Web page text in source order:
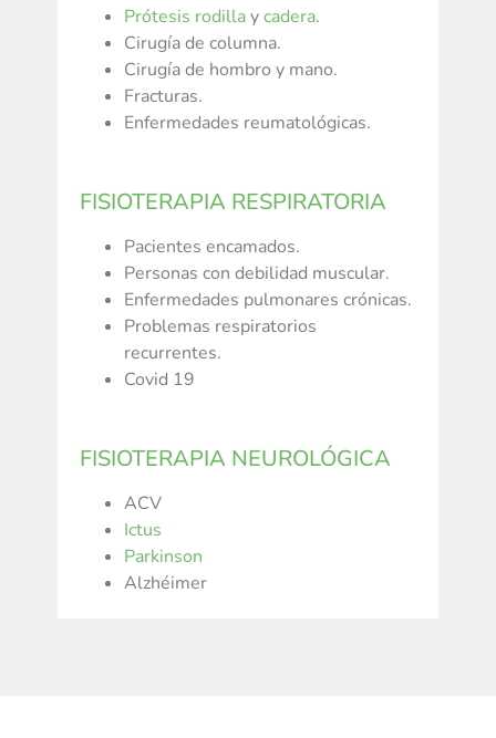
Prótesis rodillaycadera.
Cirugía de columna.
Cirugía de hombro y mano.
Fracturas.
Enfermedades reumatológicas.
FISIOTERAPIA RESPIRATORIA
Pacientes encamados.
Personas con debilidad muscular.
Enfermedades pulmonares crónicas.
Problemas respiratorios
recurrentes.
Covid 19
FISIOTERAPIA NEUROLÓGICA
ACV
Ictus
Parkinson
Alzhéimer